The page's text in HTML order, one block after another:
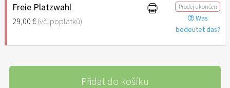
Freie Platzwahl
29,00 €(vč. poplatků)
Prodej ukončen
Was
bedeutet das?
Přidat do košíku